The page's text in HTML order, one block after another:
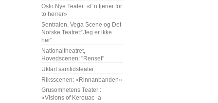
Oslo Nye Teater: «En tjener for
to herrer»
Sentralen, Vega Scene og Det
Norske Teatret:"Jeg er ikke
her"
Nationaltheatret,
Hovedscenen: "Renset"
Uklart samtidsteater
Riksscenen: «Rinnanbanden»
Grusomhetens Teater :
«Visions of Kerouac -a